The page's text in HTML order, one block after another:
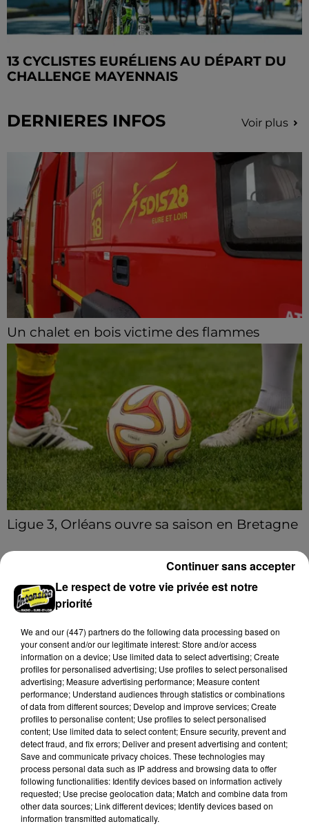
13 CYCLISTES EURÉLIENS AU DÉPART DU
CHALLENGE MAYENNAIS
DERNIERES INFOS Voir plus
Un chalet en bois victime des flammes
Le feu s'est déclaré dans la nuit de jeudi à vendredi à
Beaumont-les-Autels.
Ligue 3, Orléans ouvre sa saison en Bretagne
affronte Concarneau.
A LA UNE
Un chalet en bois victime des flammes
Le feu s'est déclaré dans la nuit de jeudi à vendredi à
Le respect de votre vie privée est notre
priorité
We and our (447) partnersdo the following data processing based on
your consent and/or our legitimate interest: Store and/or access
information on a device; Use limited data to select advertising; Create
profiles for personalised advertising; Use profiles to select personalised
advertising; Measure advertising performance; Measure content
performance; Understand audiences through statistics or combinations
of data from different sources; Develop and improve services; Create
profiles to personalise content; Use profiles to select personalised
content; Use limited data to select content; Ensure security, prevent and
detect fraud, and fix errors; Deliver and present advertising and content;
Save and communicate privacy choices. These technologies may
process personal data such as IP address and browsing data to offer
following functionalities: Identify devices based on information actively
requested; Use precise geolocation data; Match and combine data from
other data sources; Link different devices; Identify devices based on
information transmitted automatically.
Continuer sans accepter